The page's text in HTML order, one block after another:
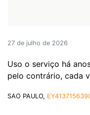
27 de julho de 2026
Uso o serviço há
pelo contrário, cada
SAO PAULO,